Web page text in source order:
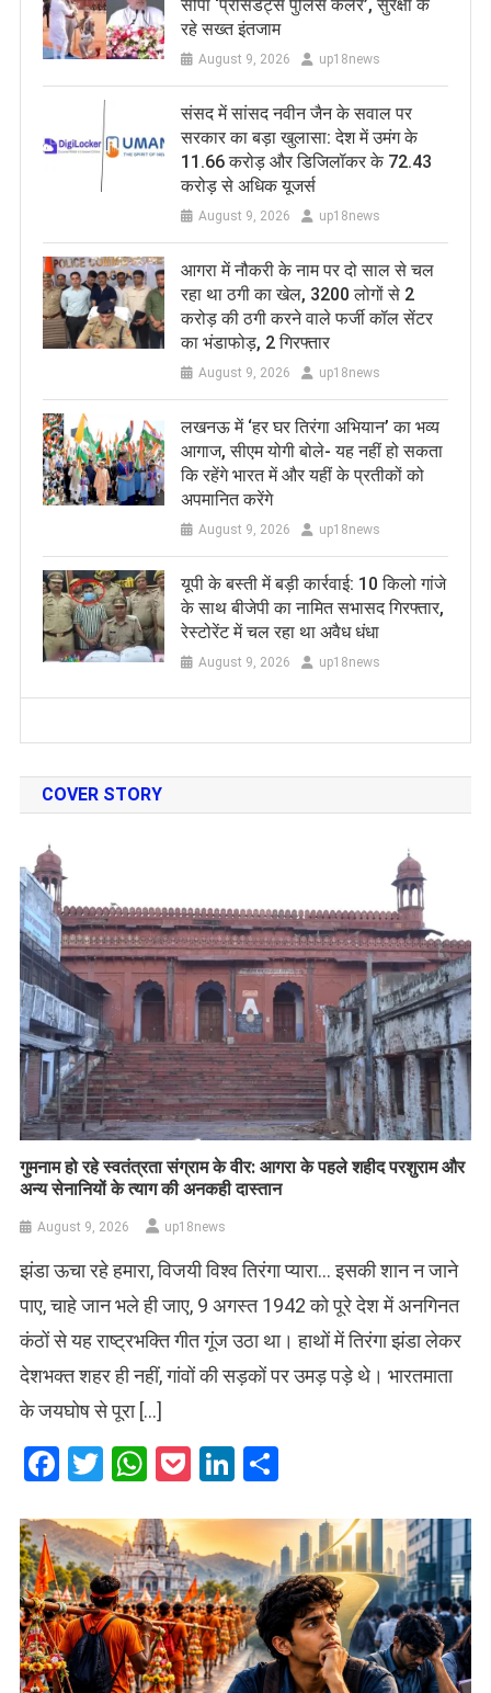
सौंपा ‘प्रेसिडेंट्स पुलिस कलर’, सुरक्षा के
रहे सख्त इंतजाम
August 9, 2026 up18news
संसद में सांसद नवीन जैन के सवाल पर
सरकार का बड़ा खुलासा: देश में उमंग के
11.66 करोड़ और डिजिलॉकर के 72.43
करोड़ से अधिक यूजर्स
August 9, 2026 up18news
आगरा में नौकरी के नाम पर दो साल से चल
रहा था ठगी का खेल, 3200 लोगों से 2
करोड़ की ठगी करने वाले फर्जी कॉल सेंटर
का भंडाफोड़, 2 गिरफ्तार
August 9, 2026 up18news
लखनऊ में ‘हर घर तिरंगा अभियान’ का भव्य
आगाज, सीएम योगी बोले- यह नहीं हो सकता
कि रहेंगे भारत में और यहीं के प्रतीकों को
अपमानित करेंगे
August 9, 2026 up18news
यूपी के बस्ती में बड़ी कार्रवाई: 10 किलो गांजे
के साथ बीजेपी का नामित सभासद गिरफ्तार,
रेस्टोरेंट में चल रहा था अवैध धंधा
August 9, 2026 up18news
COVER STORY
गुमनाम हो रहे स्वतंत्रता संग्राम के वीर: आगरा के पहले शहीद परशुराम और
अन्य सेनानियों के त्याग की अनकही दास्तान
August 9, 2026 up18news
झंडा ऊचा रहे हमारा, विजयी विश्व तिरंगा प्यारा… इसकी शान न जाने
पाए, चाहे जान भले ही जाए, 9 अगस्त 1942 को पूरे देश में अनगिनत
कंठों से यह राष्ट्रभक्ति गीत गूंज उठा था। हाथों में तिरंगा झंडा लेकर
देशभक्त शहर ही नहीं, गांवों की सड़कों पर उमड़ पड़े थे। भारतमाता
के जयघोष से पूरा […]
Facebook
Twitter
WhatsApp
PocketLinkedIn